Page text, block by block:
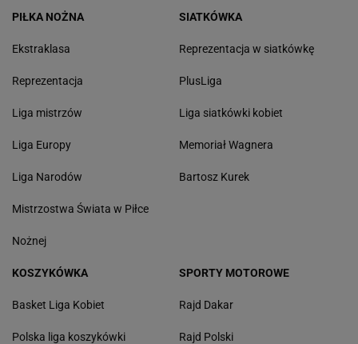
PIŁKA NOŻNA
Ekstraklasa
Reprezentacja
Liga mistrzów
Liga Europy
Liga Narodów
Mistrzostwa Świata w Piłce
Nożnej
SIATKÓWKA
Reprezentacja w siatkówkę
PlusLiga
Liga siatkówki kobiet
Memoriał Wagnera
Bartosz Kurek
KOSZYKÓWKA
Basket Liga Kobiet
Polska liga koszykówki
SPORTY MOTOROWE
Rajd Dakar
Rajd Polski